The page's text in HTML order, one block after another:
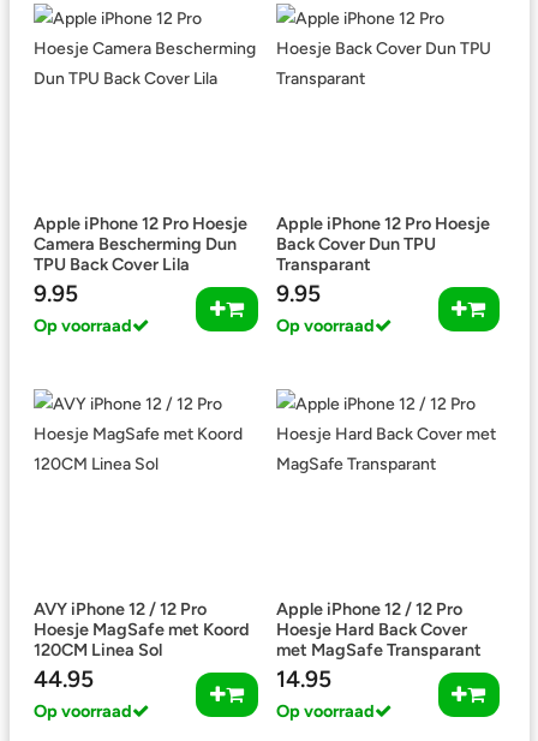
Apple iPhone 12 Pro Hoesje
Camera Bescherming Dun
TPU Back Cover Lila
9.95
Op voorraad
Apple iPhone 12 Pro Hoesje
Back Cover Dun TPU
Transparant
9.95
Op voorraad
AVY iPhone 12 / 12 Pro
Hoesje MagSafe met Koord
120CM Linea Sol
44.95
Op voorraad
Apple iPhone 12 / 12 Pro
Hoesje Hard Back Cover
met MagSafe Transparant
14.95
Op voorraad